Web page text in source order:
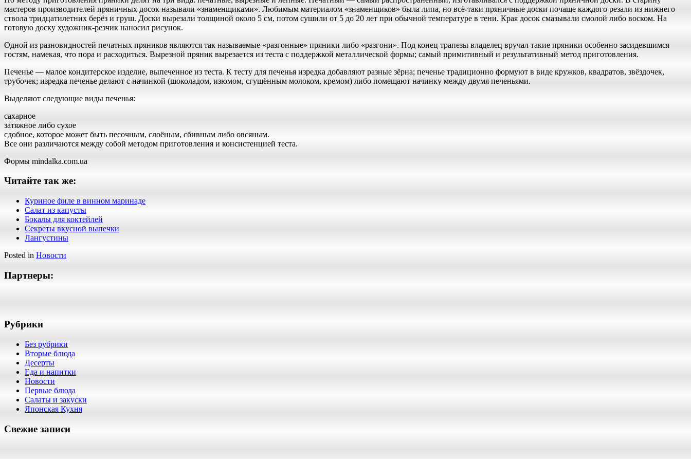
мастеров производителей пряничных досок называли «знаменщиками». Любимым материалом «знаменщиков» была липа, но всё-таки пряничные доски почаще каждого резали из нижнего
ствола тридцатилетних берёз и груш. Доски вырезали толщиной около 5 см, потом сушили от 5 до 20 лет при обычной температуре в тени. Края досок смазывали смолой либо воском. На
готовую доску художник-резчик наносил рисунок.
Одной из разновидностей печатных пряников являются так называемые «разгонные» пряники либо «разгони». Под конец трапезы владелец вручал такие пряники особенно засидевшимся
гостям, намекая, что пора и расходиться. Вырезной пряник вырезается из теста с поддержкой металлической формы; самый примитивный и результативный метод приготовления.
Печенье — малое кондитерское изделие, выпеченное из теста. К тесту для печенья изредка добавляют разные зёрна; печенье традиционно формуют в виде кружков, квадратов, звёздочек,
трубочек; изредка печенье делают с начинкой (шоколадом, изюмом, сгущённым молоком, кремом) либо помещают начинку между двумя печеньями.
Выделяют следующие виды печенья:
сахарное
затяжное либо сухое
сдобное, которое может быть песочным, слоёным, сбивным либо овсяным.
Все они различаются между собой методом приготовления и консистенцией теста.
Формы mindalka.com.ua
Читайте так же:
Куриное филе в винном маринаде
Салат из капусты
Бокалы для коктейлей
Секреты вкусной выпечки
Лангустины
Posted in Новости
Партнеры:
Рубрики
Без рубрики
Вторые блюда
Десерты
Еда и напитки
Новости
Первые блюда
Салаты и закуски
Японская Кухня
Свежие записи